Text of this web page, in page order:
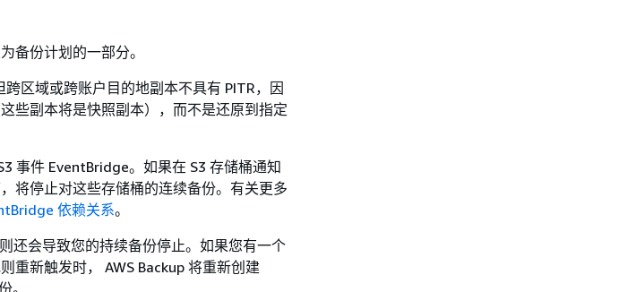
备份计划的一部分。
区域或跨账户目的地副本不具有 PITR，因
些副本将是快照副本），而不是还原到指定
事件 EventBridge。如果在 S3 存储桶通知
将停止对这些存储桶的连续备份。有关更多
依赖关系。
还会导致您的持续备份停止。如果您有一个
重新触发时， AWS Backup 将重新创建
。